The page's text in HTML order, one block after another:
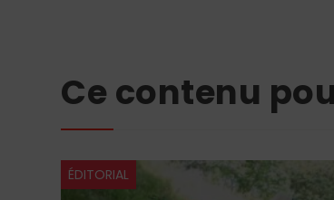
Ce contenu
ÉDITORIAL